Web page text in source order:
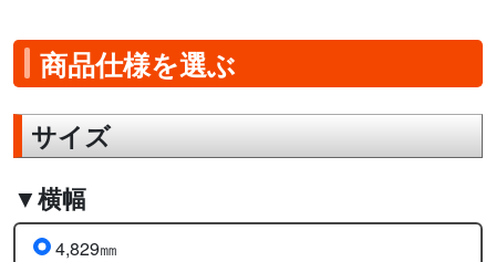
商品仕様を選ぶ
サイズ
▼横幅
4,829㎜